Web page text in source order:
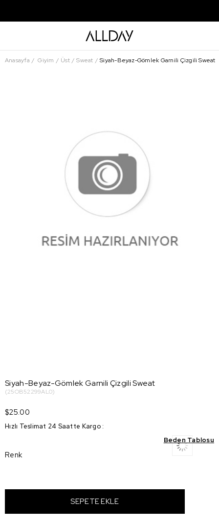
Anasayfa Giyim Üst Sweat Siyah-Beyaz-Gömlek Garnili Çizgili Sweat
Siyah-Beyaz-Gömlek Garnili Çizgili Sweat
(25OB52299AL0)
$25.00
Hızlı Teslimat 24 Saatte Kargo :
Beden Tablosu
Renk